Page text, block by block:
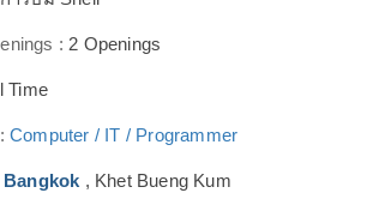
: 2 Openings
Time
Computer / IT / Programmer
Bangkok , Khet Bueng Kum